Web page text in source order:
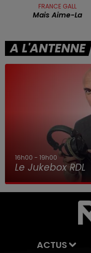
FRANCE GALL
Mais Aime-La
A L'ANTENNE
16h00 - 19h00
Le Jukebox RDL
ACTUS